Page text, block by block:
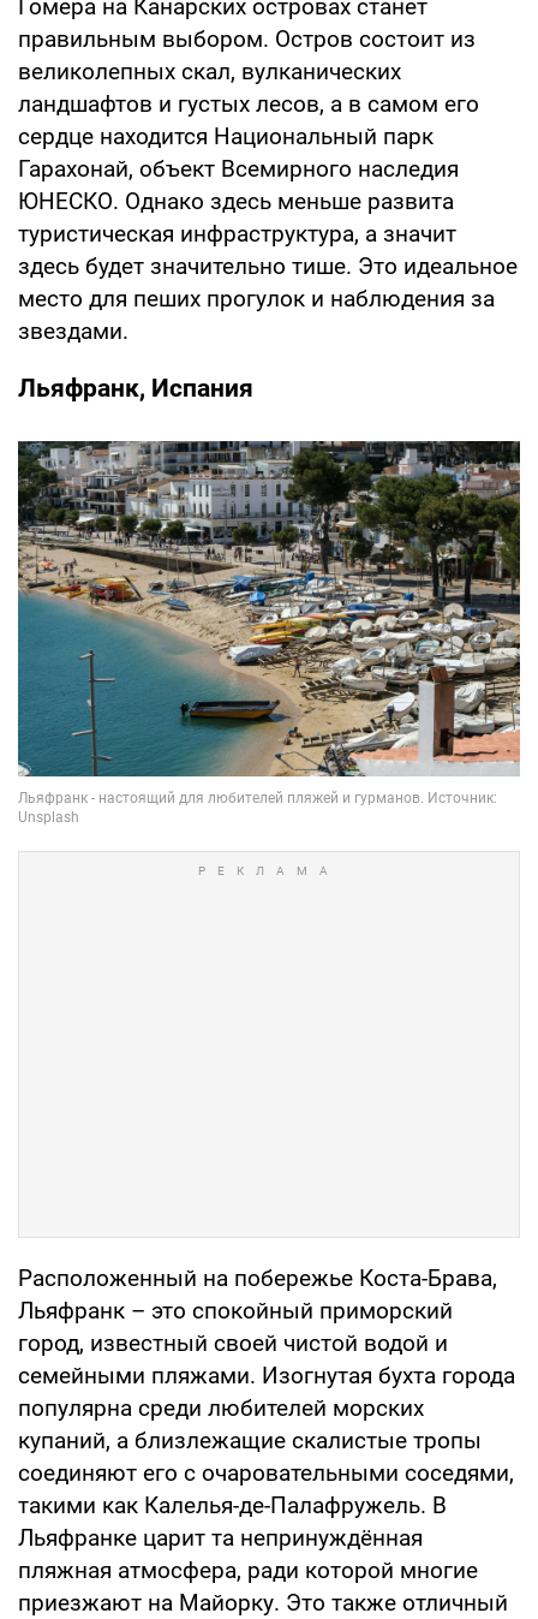
Гомера на Канарских островах станет
правильным выбором. Остров состоит из
великолепных скал, вулканических
ландшафтов и густых лесов, а в самом его
сердце находится Национальный парк
Гарахонай, объект Всемирного наследия
ЮНЕСКО. Однако здесь меньше развита
туристическая инфраструктура, а значит
здесь будет значительно тише. Это идеальное
место для пеших прогулок и наблюдения за
звездами.
Льяфранк, Испания
Расположенный на побережье Коста-Брава,
Льяфранк – это спокойный приморский
город, известный своей чистой водой и
семейными пляжами. Изогнутая бухта города
популярна среди любителей морских
купаний, а близлежащие скалистые тропы
соединяют его с очаровательными соседями,
такими как Калелья-де-Палафружель. В
Льяфранке царит та непринуждённая
пляжная атмосфера, ради которой многие
приезжают на Майорку. Это также отличный